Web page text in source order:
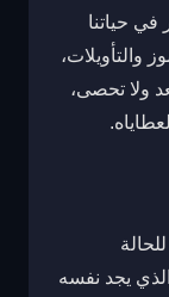
في حياتنا
والتأويلات،
ولا تحصى،
الذي يجد نفسه